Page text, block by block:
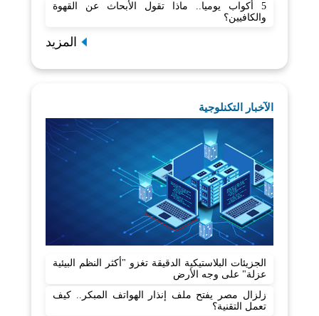
5 أكواب يوميا.. ماذا تقول الأبحاث عن القهوة
والكافيين؟
المزيد
الآخبار التكنلوجية
الجزيئات البلاستيكية الدقيقة تغزو "أكثر النظم البيئية
عزلة" على وجه الأرض
زلزال مصر يفتح ملف إنذار الهواتف المبكر.. كيف
تعمل التقنية؟